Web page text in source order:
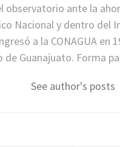
observatorio ante la
Nacional y dentro del
a la CONAGUA
Guanajuato. Forma
See author's posts